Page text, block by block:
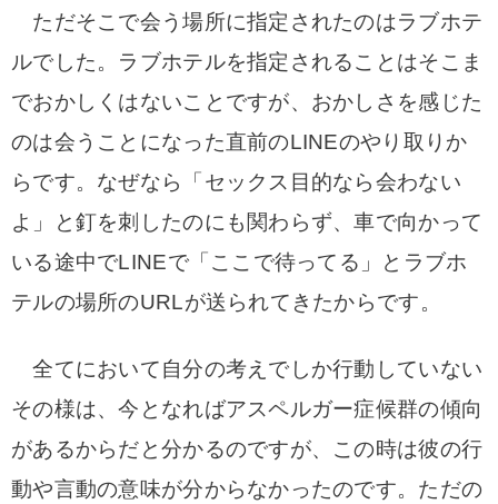
ただそこで会う場所に指定されたのはラブホテ
ルでした。ラブホテルを指定されることはそこま
でおかしくはないことですが、おかしさを感じた
のは会うことになった直前のLINEのやり取りか
らです。なぜなら「セックス目的なら会わない
よ」と釘を刺したのにも関わらず、車で向かって
いる途中でLINEで「ここで待ってる」とラブホ
テルの場所のURLが送られてきたからです。
全てにおいて自分の考えでしか行動していない
その様は、今となればアスペルガー症候群の傾向
があるからだと分かるのですが、この時は彼の行
動や言動の意味が分からなかったのです。ただの